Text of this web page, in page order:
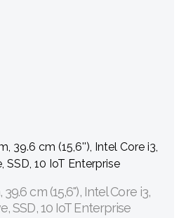
cm (15,6''), Intel Core i3,
SSD, 10 IoT Enterprise